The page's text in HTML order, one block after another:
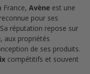
France, Avène est une
pour ses
réputation repose sur
, aux propriétés
de ses produits.
compétitifs et souvent